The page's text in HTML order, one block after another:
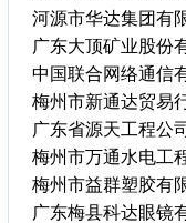
河源市华达集团有
广东大顶矿业股份
中国联合网络通信
梅州市新通达贸易
广东省源天工程公
梅州市万通水电工
梅州市益群塑胶有
广东梅县科达眼镜